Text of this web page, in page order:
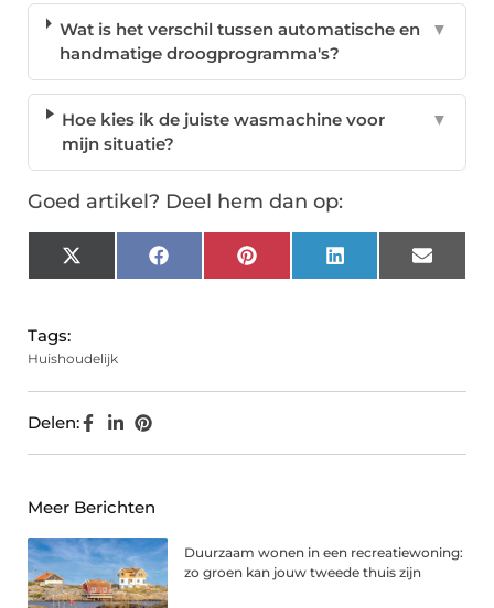
Wat is het verschil tussen automatische en
handmatige droogprogramma's?
▼
Hoe kies ik de juiste wasmachine voor
mijn situatie?
▼
Goed artikel? Deel hem dan op:
X
(Twitter)
FacebookPinterest LinkedIn Email
Tags:
Huishoudelijk
Delen:
Meer Berichten
Duurzaam wonen in een recreatiewoning:
zo groen kan jouw tweede thuis zijn